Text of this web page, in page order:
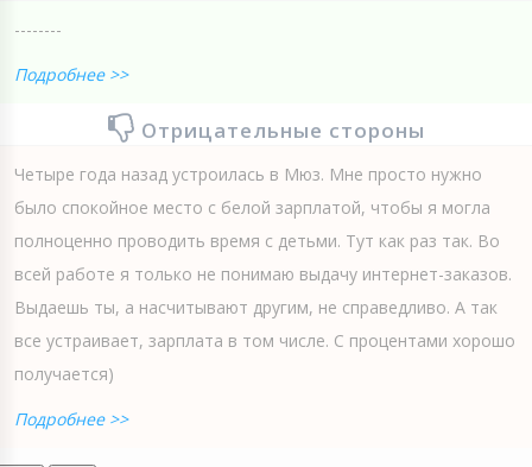
--------
Подробнее >>
Отрицательные стороны
Четыре года назад устроилась в Мюз. Мне просто нужно
было спокойное место с белой зарплатой, чтобы я могла
полноценно проводить время с детьми. Тут как раз так. Во
всей работе я только не понимаю выдачу интернет-заказов.
Выдаешь ты, а насчитывают другим, не справедливо. А так
все устраивает, зарплата в том числе. С процентами хорошо
получается)
Подробнее >>